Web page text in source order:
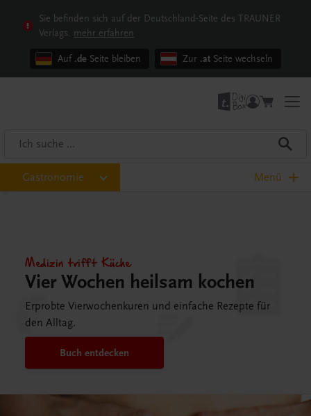
Sie befinden sich auf der Deutschland-Seite des TRAUNER
Verlags. mehr erfahren
Auf .de Seite bleiben Zur .at Seite wechseln
Gastronomie Menü
Medizin trifft Küche
Vier Wochen heilsam kochen
Erprobte Vierwochenkuren und einfache Rezepte für
den Alltag.
Buch entdecken